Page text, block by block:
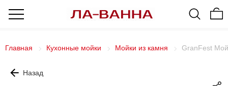
Главная Кухонные мойки Мойки из камня GranFest
Назад